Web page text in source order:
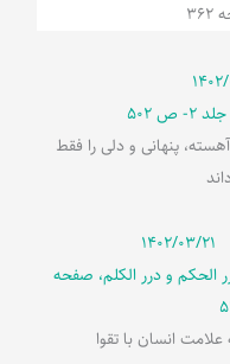
۲۸
ص 502
پنهانی و دلی را فقط
۱۴۰۲/۰۳/۲۱
الحکم و درر الکلم، صفحه
انسان با تقوا